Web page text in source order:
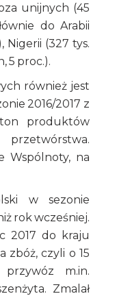
unijnych (45
do Arabii
Nigerii (327 tys.
5 proc.).
również jest
2016/2017 z
produktów
Wspólnoty, na
w sezonie
rok wcześniej.
2017 do kraju
zbóż, czyli o 15
przywóz m.in.
Zmalał